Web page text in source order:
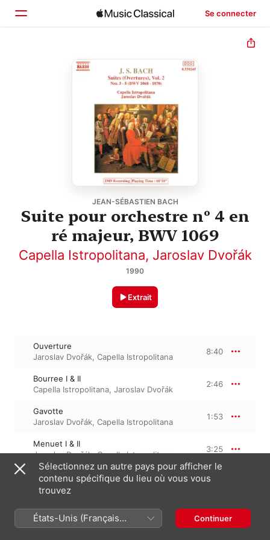
Se connecter
JEAN-SÉBASTIEN BACH
Suite pour orchestre nº 4 en
ré majeur, BWV 1069
Capella Istropolitana, Jaroslav Dvořák
1990
Extrait
Ouverture
Jaroslav Dvořák, Capella Istropolitana
8:40
Bourree I & II
Capella Istropolitana, Jaroslav Dvořák
2:46
Gavotte
Jaroslav Dvořák, Capella Istropolitana
1:53
Menuet I & II
Jaroslav Dvořák,Capella Istropolitana
3:25
Rejouissance
Jaroslav Dvořák,Capella Istropolitana,
GIA Publications, Inc.
2:34
24 octobre 1990
Sélectionnez un autre pays pour afficher le
contenu spécifique du lieu où vous vous
trouvez
États-Unis (Français
France)
Continuer